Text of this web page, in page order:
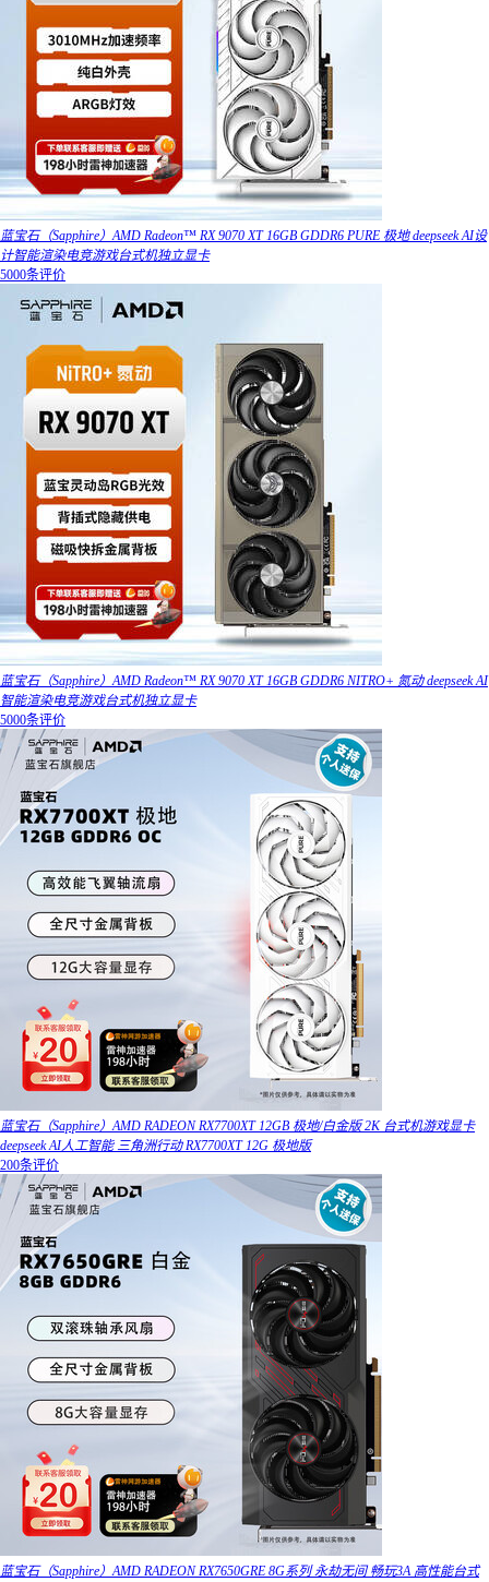
蓝宝石（Sapphire）AMD Radeon™ RX 9070 XT 16GB GDDR6 PURE 极地 deepseek AI设
计智能渲染电竞游戏台式机独立显卡
5000条评价
蓝宝石（Sapphire）AMD Radeon™ RX 9070 XT 16GB GDDR6 NITRO+ 氮动 deepseek AI
智能渲染电竞游戏台式机独立显卡
5000条评价
蓝宝石（Sapphire）AMD RADEON RX7700XT 12GB 极地/白金版 2K 台式机游戏显卡
deepseek AI人工智能 三角洲行动 RX7700XT 12G 极地版
200条评价
蓝宝石（Sapphire）AMD RADEON RX7650GRE 8G系列 永劫无间 畅玩3A 高性能台式